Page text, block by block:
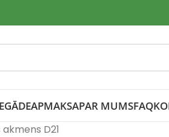
APMAKSAPAR MUMSFAQ
D21